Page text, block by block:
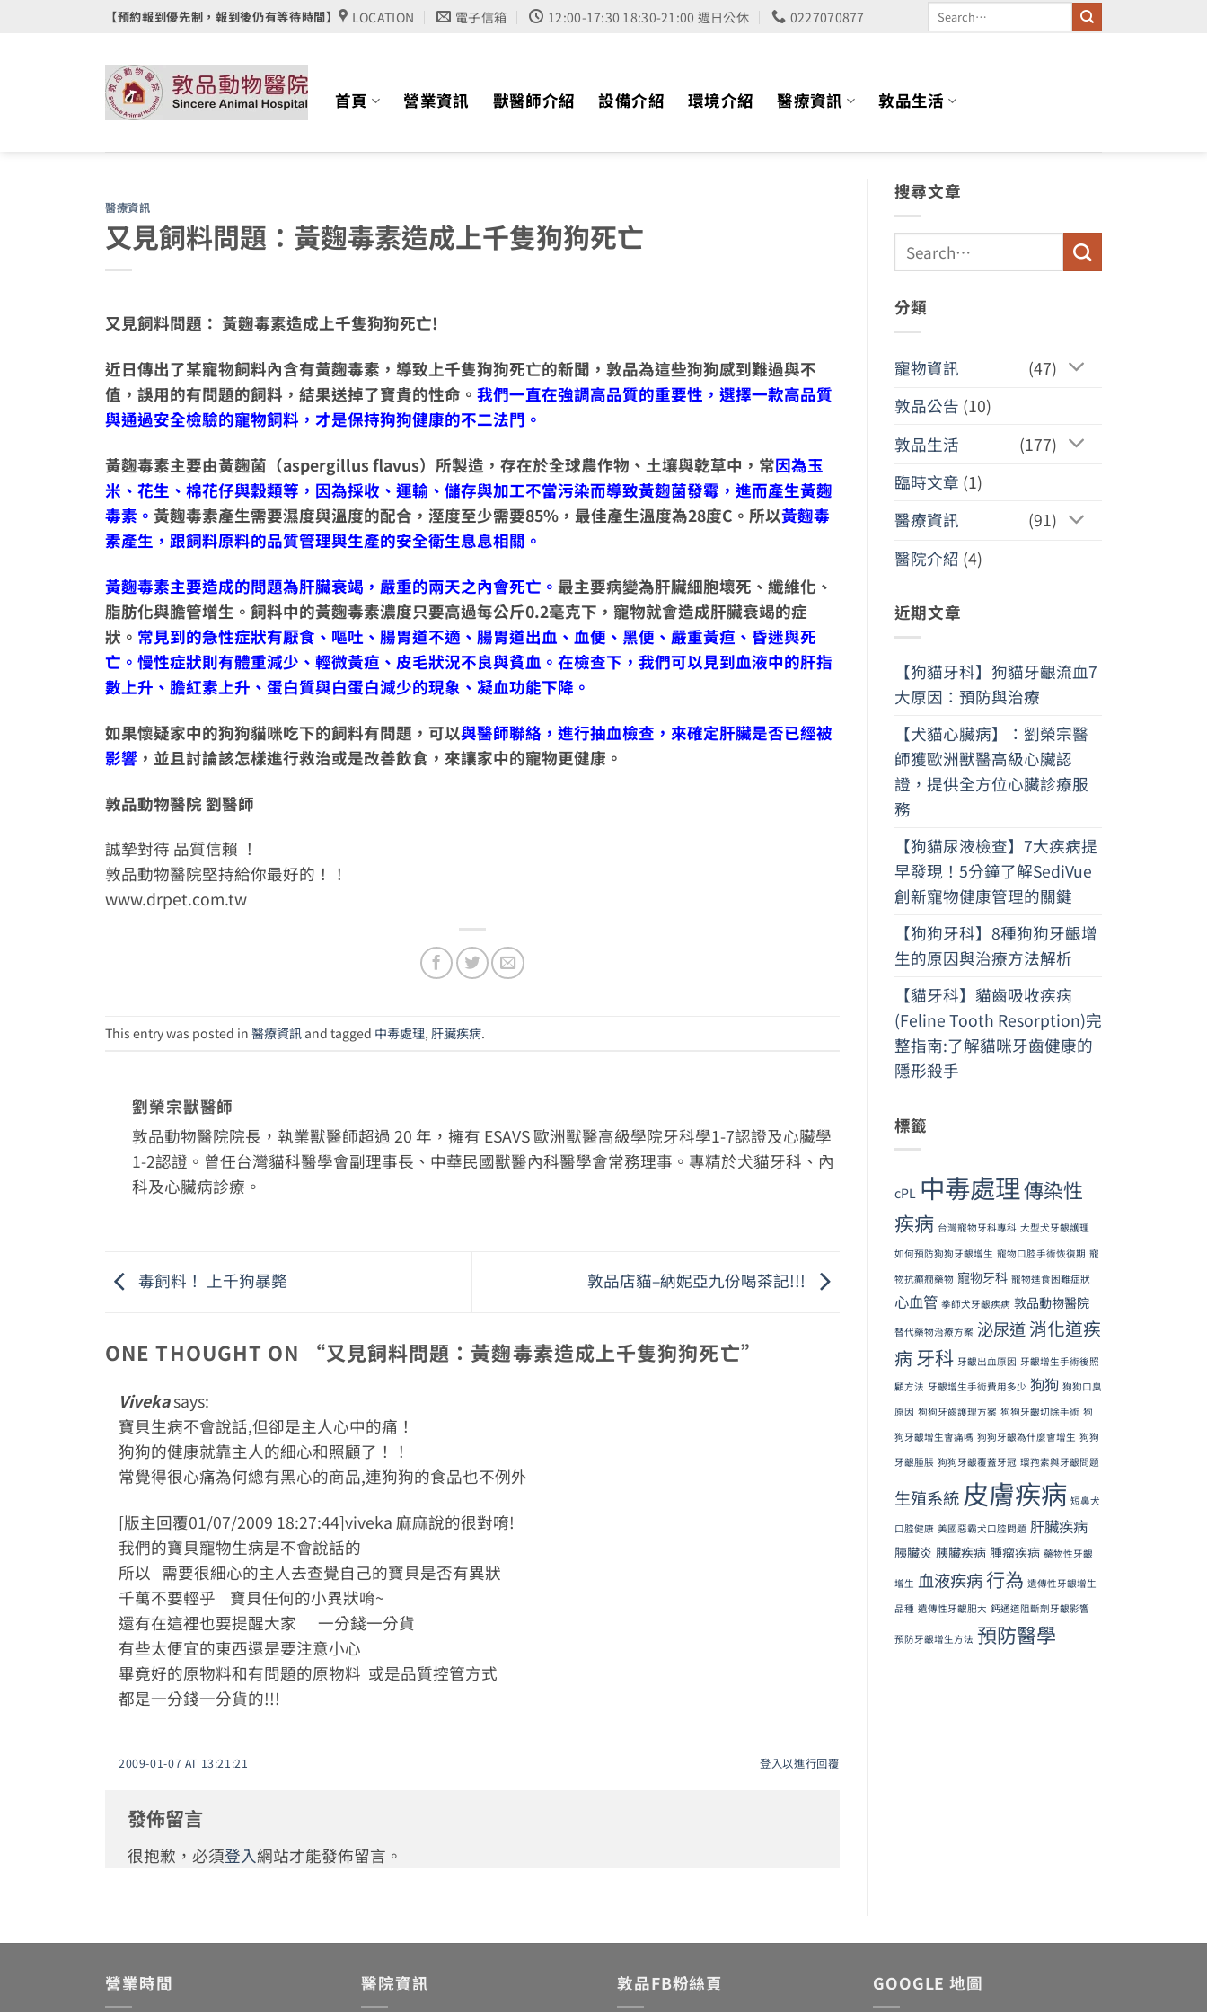
【預約報到優先制，報到後仍有等待時間】 LOCATION 電子信箱 12:00-17:30 18:30-21:00 週日公休 0227070877
首頁 營業資訊 獸醫師介紹 設備介紹 環境介紹 醫療資訊 敦品生活
醫療資訊
又見飼料問題：黃麴毒素造成上千隻狗狗死亡
又見飼料問題： 黃麴毒素造成上千隻狗狗死亡!
近日傳出了某寵物飼料內含有黃麴毒素，導致上千隻狗狗死亡的新聞，敦品為這些狗狗感到難過與不
值，誤用的有問題的飼料，結果送掉了寶貴的性命。 我們一直在強調高品質的重要性，選擇一款高品質
與通過安全檢驗的寵物飼料，才是保持狗狗健康的不二法門。
黃麴毒素主要由黃麴菌（aspergillus flavus）所製造，存在於全球農作物、土壤與乾草中，常因為玉
米、花生、棉花仔與穀類等，因為採收、運輸、儲存與加工不當污染而導致黃麴菌發霉，進而產生黃麴
毒素。 黃麴毒素產生需要濕度與溫度的配合，溼度至少需要85%，最佳產生溫度為28度C。所以黃麴毒
素產生，跟飼料原料的品質管理與生產的安全衛生息息相關。
黃麴毒素主要造成的問題為肝臟衰竭，嚴重的兩天之內會死亡。 最主要病變為肝臟細胞壞死、纖維化、
脂肪化與膽管增生。飼料中的黃麴毒素濃度只要高過每公斤0.2毫克下，寵物就會造成肝臟衰竭的症
狀。 常見到的急性症狀有厭食、嘔吐、腸胃道不適、腸胃道出血、血便、黑便、嚴重黃疸、昏迷與死
亡。慢性症狀則有體重減少、輕微黃疸、皮毛狀況不良與貧血。在檢查下，我們可以見到血液中的肝指
數上升、膽紅素上升、蛋白質與白蛋白減少的現象、凝血功能下降。
如果懷疑家中的狗狗貓咪吃下的飼料有問題，可以與醫師聯絡，進行抽血檢查，來確定肝臟是否已經被
影響 ，並且討論該怎樣進行救治或是改善飲食，來讓家中的寵物更健康。
敦品動物醫院 劉醫師
誠摯對待 品質信賴 ！
敦品動物醫院堅持給你最好的！！
www.drpet.com.tw
This entry was posted in 醫療資訊 and tagged 中毒處理, 肝臟疾病.
劉榮宗獸醫師
敦品動物醫院院長，執業獸醫師超過 20 年，擁有 ESAVS 歐洲獸醫高級學院牙科學1-7認證及心臟學
1-2認證。曾任台灣貓科醫學會副理事長、中華民國獸醫內科醫學會常務理事。專精於犬貓牙科、內
科及心臟病診療。
毒飼料！ 上千狗暴斃 敦品店貓–納妮亞九份喝茶記!!!
ONE THOUGHT ON “又見飼料問題：黃麴毒素造成上千隻狗狗死亡”
Vivekasays:
寶貝生病不會說話,但卻是主人心中的痛！
狗狗的健康就靠主人的細心和照顧了！！
常覺得很心痛為何總有黑心的商品,連狗狗的食品也不例外
[版主回覆01/07/2009 18:27:44]viveka 麻麻說的很對唷!
我們的寶貝寵物生病是不會說話的
所以 需要很細心的主人去查覺自己的寶貝是否有異狀
千萬不要輕乎 寶貝任何的小異狀唷~
還有在這裡也要提醒大家 一分錢一分貨
有些太便宜的東西還是要注意小心
畢竟好的原物料和有問題的原物料 或是品質控管方式
都是一分錢一分貨的!!!
2009-01-07 AT 13:21:21 登入以進行回覆
發佈留言
很抱歉，必須登入網站才能發佈留言。
搜尋文章
分類
寵物資訊
(47)
敦品公告 (10)
敦品生活
(177)
臨時文章 (1)
醫療資訊
(91)
醫院介紹 (4)
近期文章
【狗貓牙科】狗貓牙齦流血7
大原因：預防與治療
【犬貓心臟病】：劉榮宗醫
師獲歐洲獸醫高級心臟認
證，提供全方位心臟診療服
務
【狗貓尿液檢查】7大疾病提
早發現！5分鐘了解SediVue
創新寵物健康管理的關鍵
【狗狗牙科】8種狗狗牙齦增
生的原因與治療方法解析
【貓牙科】貓齒吸收疾病
(Feline Tooth Resorption)完
整指南:了解貓咪牙齒健康的
隱形殺手
標籤
cPL 中毒處理傳染性
疾病 台灣寵物牙科專科 大型犬牙齦護理
如何預防狗狗牙齦增生 寵物口腔手術恢復期 寵
物抗癲癇藥物 寵物牙科 寵物進食困難症狀
心血管 拳師犬牙齦疾病 敦品動物醫院
替代藥物治療方案 泌尿道 消化道疾
病 牙科 牙齦出血原因 牙齦增生手術後照
顧方法 牙齦增生手術費用多少 狗狗 狗狗口臭
原因 狗狗牙齒護理方案 狗狗牙齦切除手術 狗
狗牙齦增生會痛嗎 狗狗牙齦為什麼會增生 狗狗
牙齦腫脹 狗狗牙齦覆蓋牙冠 環孢素與牙齦問題
生殖系統 皮膚疾病 短鼻犬
口腔健康 美國惡霸犬口腔問題 肝臟疾病
胰臟炎 胰臟疾病 腫瘤疾病 藥物性牙齦
增生 血液疾病行為 遺傳性牙齦增生
品種 遺傳性牙齦肥大 鈣通道阻斷劑牙齦影響
預防牙齦增生方法 預防醫學
營業時間 醫院資訊 敦品FB粉絲頁 GOOGLE 地圖